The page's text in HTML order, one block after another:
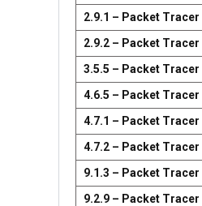
2.9.1 – Packet
2.9.2 – Packet
3.5.5 – Packet
4.6.5 – Packet Tracer
4.7.1 – Packet
4.7.2 – Packet
9.1.3 – Packet
9.2.9 – Packet Tracer